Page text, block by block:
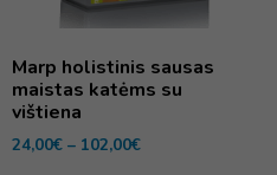
Marp holistinis sausas
maistas katėms su
vištiena
24,00€ – 102,00€